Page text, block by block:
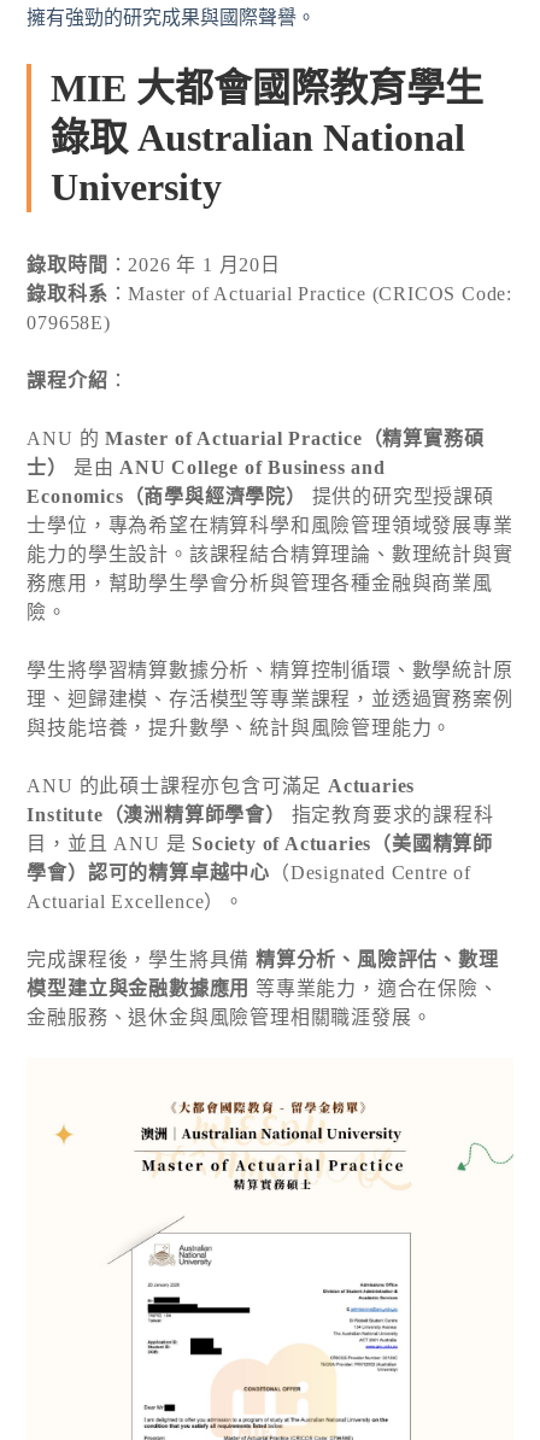
擁有強勁的研究成果與國際聲譽。
MIE 大都會國際教育學生
錄取 Australian National
University
錄取時間 ：2026 年 1 月20日
錄取科系 ：Master of Actuarial Practice (CRICOS Code:
079658E)
課程介紹 ：
ANU 的Master of Actuarial Practice（精算實務碩
士）
是由 ANU College of Business and
Economics（商學與經濟學院）
提供的研究型授課碩
士學位，專為希望在精算科學和風險管理領域發展專業
能力的學生設計。該課程結合精算理論、數理統計與實
務應用，幫助學生學會分析與管理各種金融與商業風
險。
學生將學習精算數據分析、精算控制循環、數學統計原
理、迴歸建模、存活模型等專業課程，並透過實務案例
與技能培養，提升數學、統計與風險管理能力。
ANU 的此碩士課程亦包含可滿足 Actuaries
Institute（澳洲精算師學會）
指定教育要求的課程科
目，並且 ANU 是 Society of Actuaries（美國精算師
學會）認可的精算卓越中心 （Designated Centre of
Actuarial Excellence）。
完成課程後，學生將具備精算分析、風險評估、數理
模型建立與金融數據應用 等專業能力，適合在保險、
金融服務、退休金與風險管理相關職涯發展。